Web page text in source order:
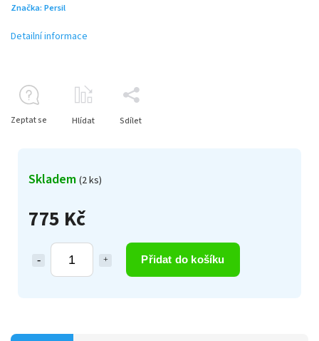
Značka: Persil
775 Kč
Přidat do košíku
Skladem (2 ks)
Detailní informace
Zeptat se Hlídat Sdílet